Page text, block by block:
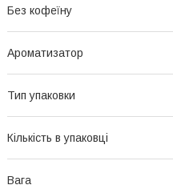
Без кофеїну
Ароматизатор
Тип упаковки
Кількість в упаковці
Вага